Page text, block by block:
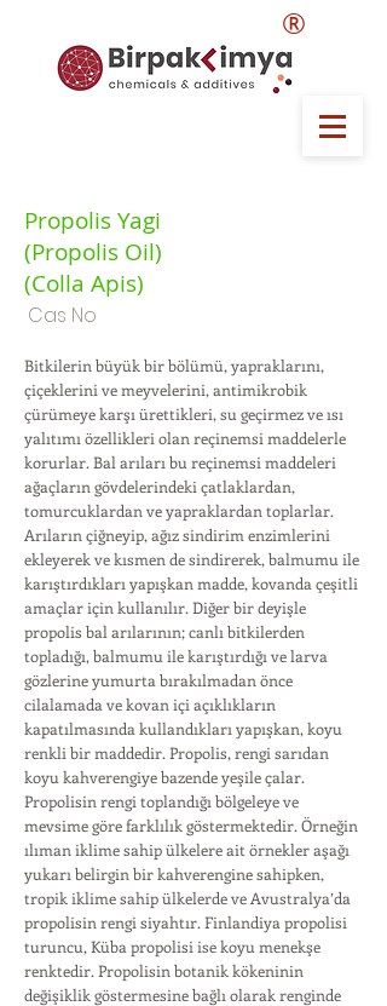
®
Propolis Yagi
(Propolis Oil)
(Colla Apis)
Cas No
Bitkilerin büyük bir bölümü, yapraklarını,
çiçeklerini ve meyvelerini, antimikrobik
çürümeye karşı ürettikleri, su geçirmez ve ısı
yalıtımı özellikleri olan reçinemsi maddelerle
korurlar. Bal arıları bu reçinemsi maddeleri
ağaçların gövdelerindeki çatlaklardan,
tomurcuklardan ve yapraklardan toplarlar.
Arıların çiğneyip, ağız sindirim enzimlerini
ekleyerek ve kısmen de sindirerek, balmumu ile
karıştırdıkları yapışkan madde, kovanda çeşitli
amaçlar için kullanılır. Diğer bir deyişle
propolis bal arılarının; canlı bitkilerden
topladığı, balmumu ile karıştırdığı ve larva
gözlerine yumurta bırakılmadan önce
cilalamada ve kovan içi açıklıkların
kapatılmasında kullandıkları yapışkan, koyu
renkli bir maddedir. Propolis, rengi sarıdan
koyu kahverengiye bazende yeşile çalar.
Propolisin rengi toplandığı bölgeleye ve
mevsime göre farklılık göstermektedir. Örneğin
ılıman iklime sahip ülkelere ait örnekler aşağı
yukarı belirgin bir kahverengine sahipken,
tropik iklime sahip ülkelerde ve Avustralya’da
propolisin rengi siyahtır. Finlandiya propolisi
turuncu, Küba propolisi ise koyu menekşe
renktedir. Propolisin botanik kökeninin
değişiklik göstermesine bağlı olarak renginde